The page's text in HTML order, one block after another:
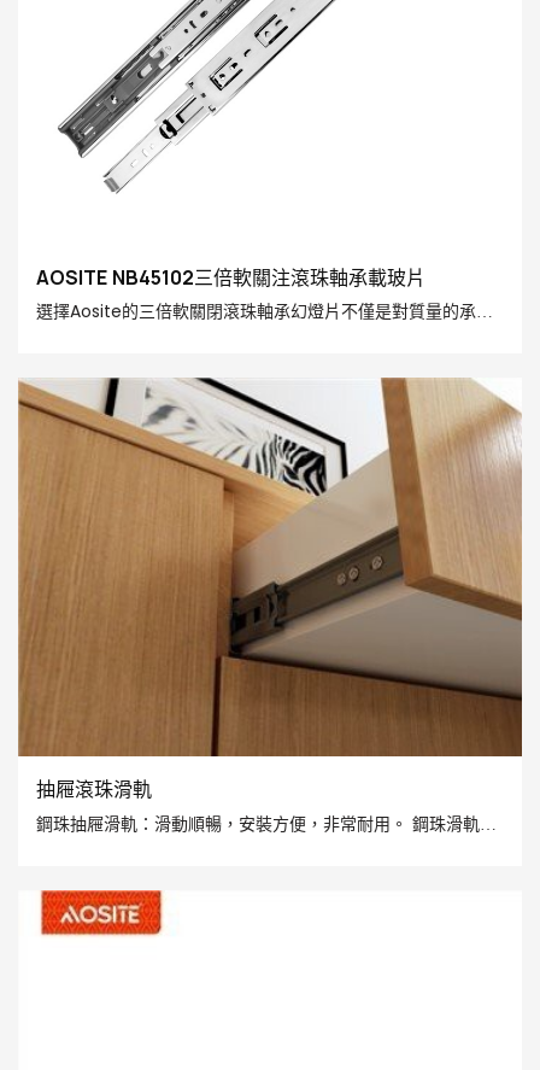
AOSITE NB45102三倍軟關注滾珠軸承載玻片
選擇Aosite的三倍軟關閉滾珠軸承幻燈片不僅是對質量的承
雅的儀式，讓每一英寸的空間散發出一種平靜和力量的感覺
抽屜滾珠滑軌
鋼珠抽屜滑軌：滑動順暢，安裝方便，非常耐用。 鋼珠滑軌基
插入抽屜側板的凹槽中。 安裝比較簡單